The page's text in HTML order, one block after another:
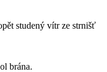
studený vítr ze strnišť
brána.